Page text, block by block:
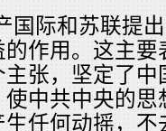
国际和苏联提
的作用。这主
张，坚定了
中共中央的
任何动摇，